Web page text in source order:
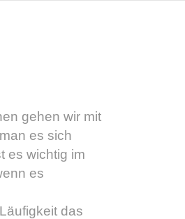
gehen wir mit
es sich
es wichtig im
es
das